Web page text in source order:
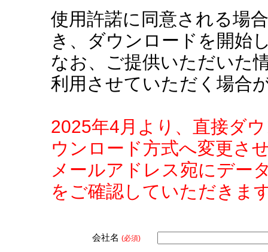
使用許諾に同意される場
き、ダウンロードを開始
なお、ご提供いただいた
利用させていただく場合
2025年4月より、直接ダ
ウンロード方式へ変更さ
メールアドレス宛にデー
をご確認していただきま
会社名 (必須)